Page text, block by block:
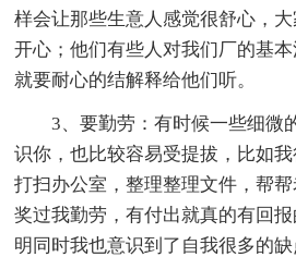
样会让那些生意人感觉很舒心，
开心；他们有些人对我们厂的基
就要耐心的结解释给他们听。
3、要勤劳：有时候一些细微
识你，也比较容易受提拔，比如
打扫办公室，整理整理文件，帮
奖过我勤劳，有付出就真的有回
明同时我也意识到了自我很多的